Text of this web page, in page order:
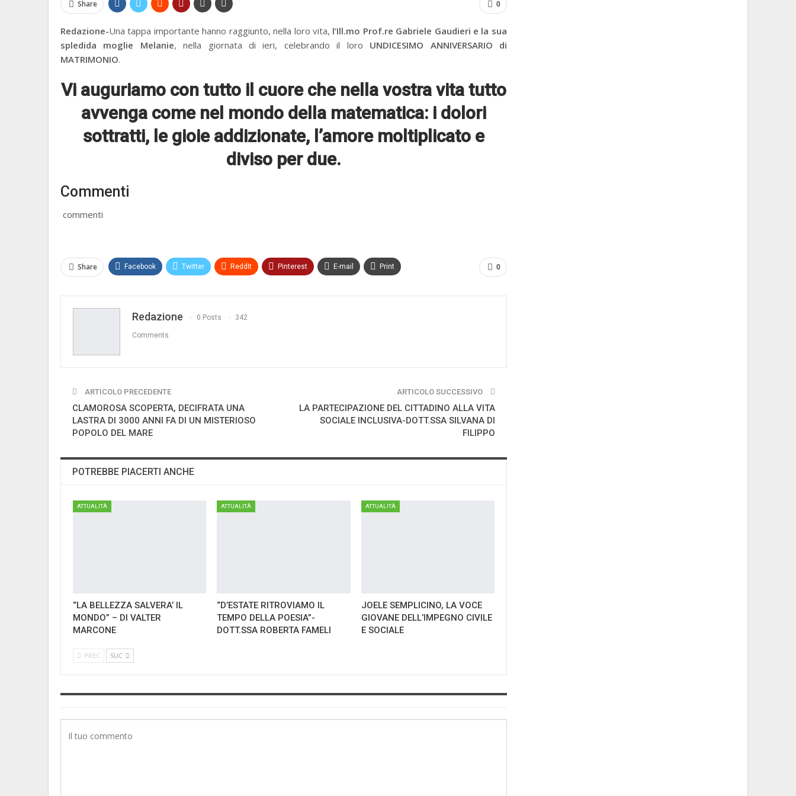
0
Share
Redazione-Una tappa importante hanno raggiunto, nella loro vita, l’Ill.mo Prof.re Gabriele Gaudieri e la sua
spledida moglie Melanie, nella giornata di ieri, celebrando il loro UNDICESIMO ANNIVERSARIO
di
MATRIMONIO.
Vi auguriamo con tutto il cuore che nella vostra vita tutto
avvenga come nel mondo della matematica: i dolori
sottratti, le gioie addizionate, l’amore moltiplicato e
diviso per due.
Commenti
commenti
0
Share Facebook Twitter ReddIt Pinterest E-mail Print
Redazione 0 Posts 342
Comments
ARTICOLO PRECEDENTE
CLAMOROSA SCOPERTA, DECIFRATA UNA
LASTRA DI 3000 ANNI FA DI UN MISTERIOSO
POPOLO DEL MARE
ARTICOLO SUCCESSIVO
LA PARTECIPAZIONE DEL CITTADINO ALLA VITA
SOCIALE INCLUSIVA-DOTT.SSA SILVANA DI
FILIPPO
POTREBBE PIACERTI ANCHE
ATTUALITÀ
“LA BELLEZZA SALVERA’ IL
MONDO” – DI VALTER
MARCONE
ATTUALITÀ
“D’ESTATE RITROVIAMO IL
TEMPO DELLA POESIA”-
DOTT.SSA ROBERTA FAMELI
ATTUALITÀ
JOELE SEMPLICINO, LA VOCE
GIOVANE DELL’IMPEGNO CIVILE
E SOCIALE
PREC SUC